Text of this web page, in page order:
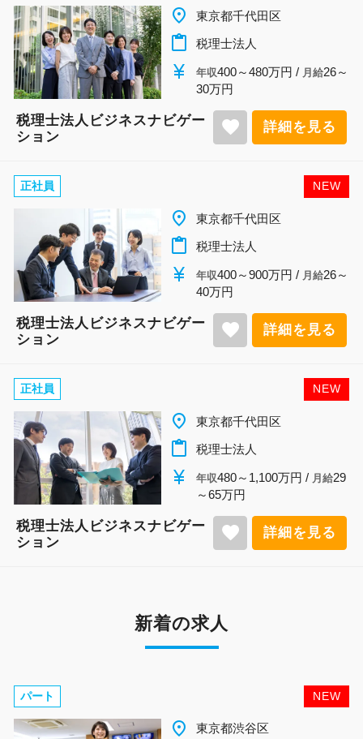
place 東京都千代田区
content_paste 税理士法人
currency_yen 年収400～480万円 / 月給26～
30万円
税理士法人ビジネスナビゲー
ション
favorite 詳細を見る
NEW
正社員
place 東京都千代田区
content_paste 税理士法人
currency_yen 年収400～900万円 / 月給26～
40万円
税理士法人ビジネスナビゲー
ション
favorite 詳細を見る
NEW
正社員
place 東京都千代田区
content_paste 税理士法人
currency_yen 年収480～1,100万円 / 月給29
～65万円
税理士法人ビジネスナビゲー
ション
favorite 詳細を見る
新着の求人
NEW
パート
place 東京都渋谷区